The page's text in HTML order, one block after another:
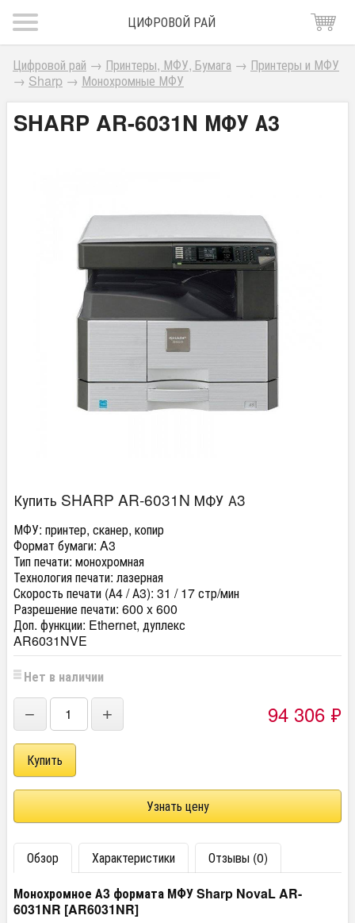
ЦИФРОВОЙ РАЙ
Цифровой рай → Принтеры, МФУ, Бумага → Принтеры и МФУ
→ Sharp → Монохромные МФУ
SHARP AR-6031N МФУ А3
Купить SHARP AR-6031N МФУ А3
МФУ: принтер, сканер, копир
Формат бумаги: A3
Тип печати: монохромная
Технология печати: лазерная
Скорость печати (А4 / А3): 31 / 17 стр/мин
Разрешение печати: 600 x 600
Доп. функции: Ethernet, дуплекс
AR6031NVE
Нет в наличии
− + 94 306 ₽
Узнать цену
Обзор Характеристики
Отзывы (0)
Монохромное А3 формата МФУ Sharp NovaL AR-
6031NR [AR6031NR]